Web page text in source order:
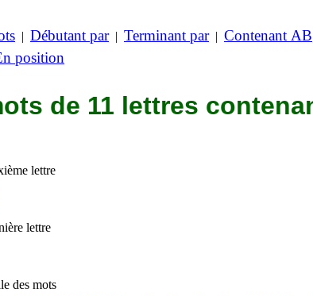
| Débutant par| Terminant par| Contenant AB
position
de 11 lettres
lettre
lettre
des mots